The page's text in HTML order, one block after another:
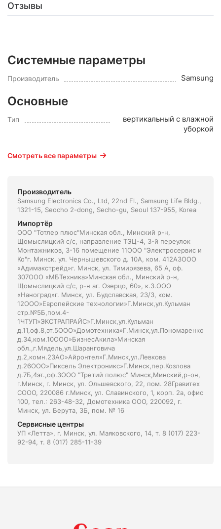
Отзывы
Системные параметры
Производитель Samsung
Основные
Тип
вертикальный с влажной
уборкой
Смотреть все параметры
Производитель
Samsung Electronics Co., Ltd, 22nd Fl., Samsung Life Bldg.,
1321-15, Seocho 2-dong, Secho-gu, Seoul 137-955, Korea
Импортёр
ООО "Тотлер плюс"Минская обл., Минский р-н,
Щомыслицкий с/с, направление ТЭЦ-4, 3-й переулок
Монтажников, 3-16 помещение 11ООО "Электросервис и
Ко"г. Минск, ул. Чернышевского д. 10А, ком. 412А3ООО
«Адимакстрейд»г. Минск, ул. Тимирязева, 65 А, оф.
307ООО «МБТехника»Минская обл., Минский р-н,
Щомыслицкий с/с, р-н аг. Озерцо, 60», к.3.ООО
«Наноград»г. Минск, ул. Будславская, 23/3, ком.
12ООО»Европейские технологии»Г.Минск,ул.Кульман
стр.№5Б,пом.4-
1ЧТУП»ЭКСТРАПРАЙС»Г.Минск,ул.Кульман
д.11,оф.8,эт.5ООО»Домотехника»Г.Минск,ул.Пономаренко
д.34,ком.10ООО»БизнесАкила»Минская
обл.,г.Мядель,ул.Шаранговича
д.2,комн.2ЗАО»Айронтел»Г.Минск,ул.Левкова
д.26ООО»Пиксель Электроникс»Г.Минск,пер.Козлова
д.7Б,4эт.,оф.3ООО "Третий полюс" Минск,Минский,р-он,
г.Минск, г. Минск, ул. Ольшевского, 22, пом. 28Гравитех
СООО, 220086 г.Минск, ул. Славинского, 1, корп. 2а, офис
100, тел.: 263-48-32, Домотехника ООО, 220092, г.
Минск, ул. Берута, 3Б, пом. № 16
Сервисные центры
УП «Летта», г. Минск, ул. Маяковского, 14, т. 8 (017) 223-
92-94, т. 8 (017) 285-11-39